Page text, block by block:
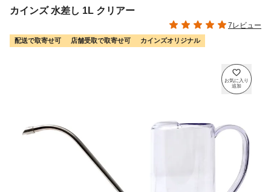
カインズ 水差し 1L クリアー
7レビュー
配送で取寄せ可 店舗受取で取寄せ可 カインズオリジナル